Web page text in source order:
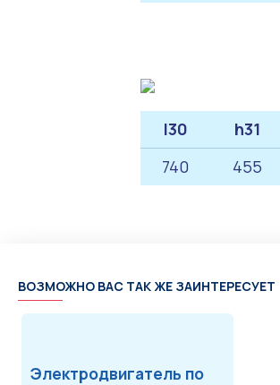
l30 h31
740
455
ВОЗМОЖНО ВАС ТАК ЖЕ ЗАИНТЕРЕСУЕТ
Электродвигатель по